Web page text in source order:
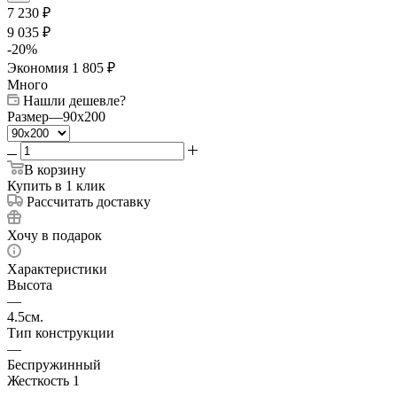
7 230 ₽
9 035 ₽
-20%
Экономия 1 805 ₽
Много
Нашли дешевле?
Размер—90x200
В корзину
Купить в 1 клик
Рассчитать доставку
Хочу в подарок
Характеристики
Высота
—
4.5см.
Тип конструкции
—
Беспружинный
Жесткость 1